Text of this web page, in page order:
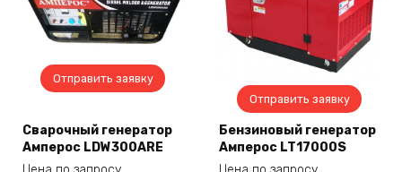
Отправить заявку
Сварочный генератор
Амперос LDW300ARE
Отправить заявку
Бензиновый генератор
Амперос LT17000S